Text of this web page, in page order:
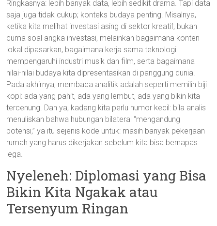
Ringkasnya: lebih banyak data, lebih sedikit drama. Tapi data
saja juga tidak cukup; konteks budaya penting. Misalnya,
ketika kita melihat investasi asing di sektor kreatif, bukan
cuma soal angka investasi, melainkan bagaimana konten
lokal dipasarkan, bagaimana kerja sama teknologi
mempengaruhi industri musik dan film, serta bagaimana
nilai-nilai budaya kita dipresentasikan di panggung dunia.
Pada akhirnya, membaca analitik adalah seperti memilih biji
kopi: ada yang pahit, ada yang lembut, ada yang bikin kita
tercenung. Dan ya, kadang kita perlu humor kecil: bila analis
menuliskan bahwa hubungan bilateral “mengandung
potensi,” ya itu sejenis kode untuk: masih banyak pekerjaan
rumah yang harus dikerjakan sebelum kita bisa bernapas
lega.
Nyeleneh: Diplomasi yang Bisa
Bikin Kita Ngakak atau
Tersenyum Ringan